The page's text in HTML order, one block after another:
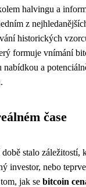
halvingu a
z
historických
formuje vnímání
nabídkou a
čase
stalo záležitostí,
investor, nebo
jak se bitcoin